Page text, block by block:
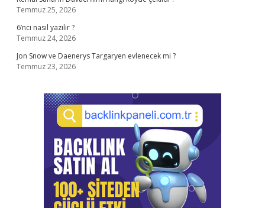
Temmuz 25, 2026
6’ncı nasıl yazılır ?
Temmuz 24, 2026
Jon Snow ve Daenerys Targaryen evlenecek mi ?
Temmuz 23, 2026